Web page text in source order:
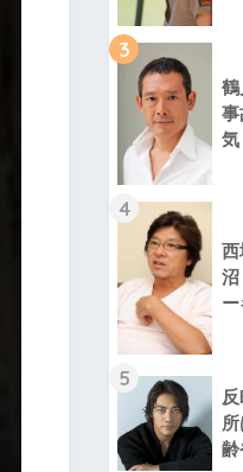
3
鶴
事
気
4
西
沼
5
齢